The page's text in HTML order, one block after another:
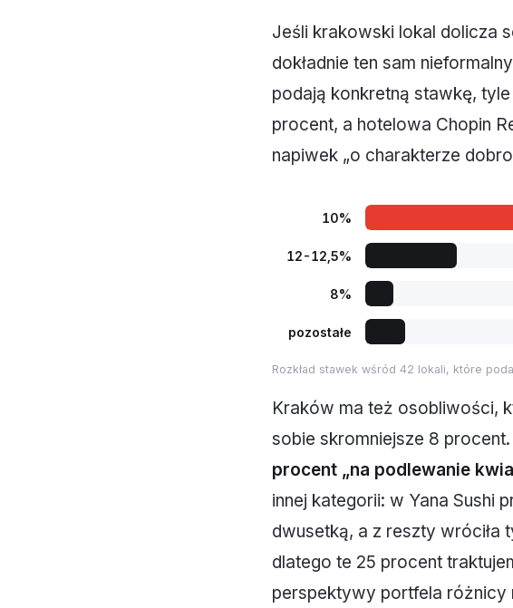
Jeśli krakowski lokal dolicza
dokładnie ten sam
podają konkretną stawkę,
procent, a hotelowa Chopin
napiwek „o charakterze
10%
12-12,5%
8%
pozostałe
Rozkład stawek wśród 42 lokali, które
Kraków ma też osobliwości,
sobie skromniejsze 8
procent „na podlewanie
innej kategorii: w Yana Sushi
dwusetką, a z reszty wróciła
dlatego te 25 procent
perspektywy portfela różnicy